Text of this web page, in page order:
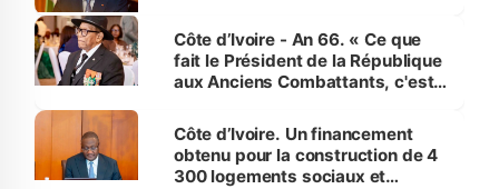
Côte d’Ivoire - An 66. « Ce que
fait le Président de la République
aux Anciens Combattants, c'est
Côte d’Ivoire. Un financement
obtenu pour la construction de 4
300 logements sociaux et